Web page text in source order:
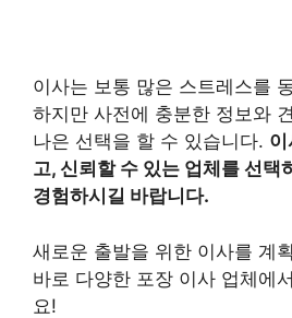
이사는 보통 많은 스트레스를
하지만 사전에 충분한 정보와
나은 선택을 할 수 있습니다.
고, 신뢰할 수 있는 업체를 선택
경험하시길 바랍니다.
새로운 출발을 위한 이사를 계
바로 다양한 포장 이사 업체에
요!